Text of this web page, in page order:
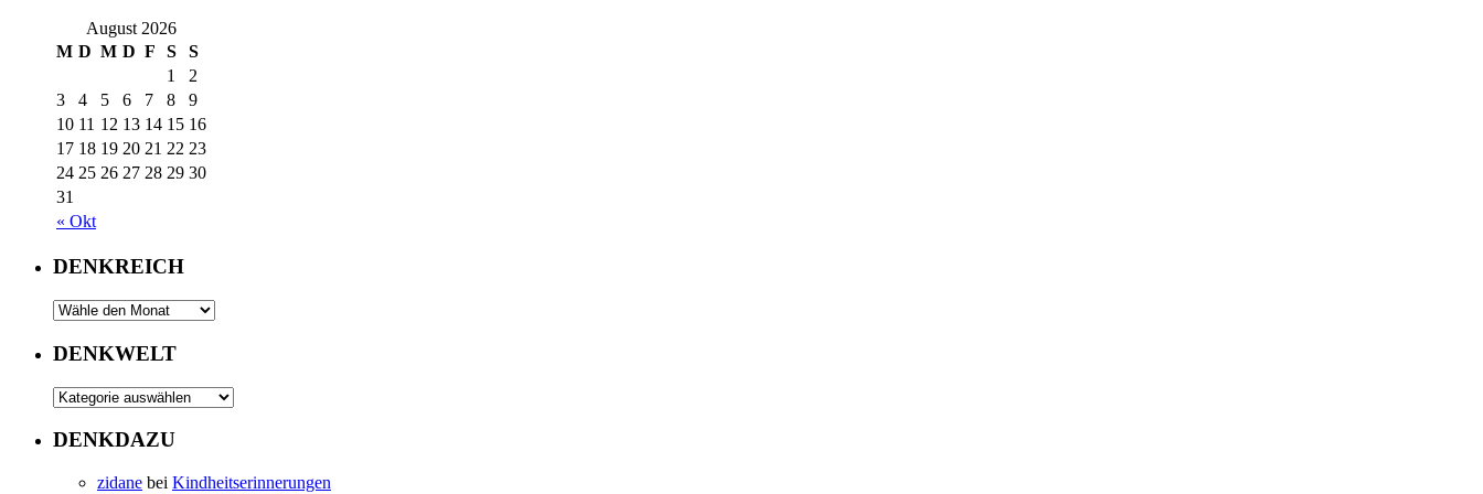
August 2026
M D M D F S S
« Okt
1
2
3
4 5 6 7 8
9
10 11 12 13 14 15 16
17 18 19 20 21 22 23
24 25 26 27 28 29 30
31
DENKREICH
DENKWELT
DENKDAZU
zidane bei Kindheitserinnerungen